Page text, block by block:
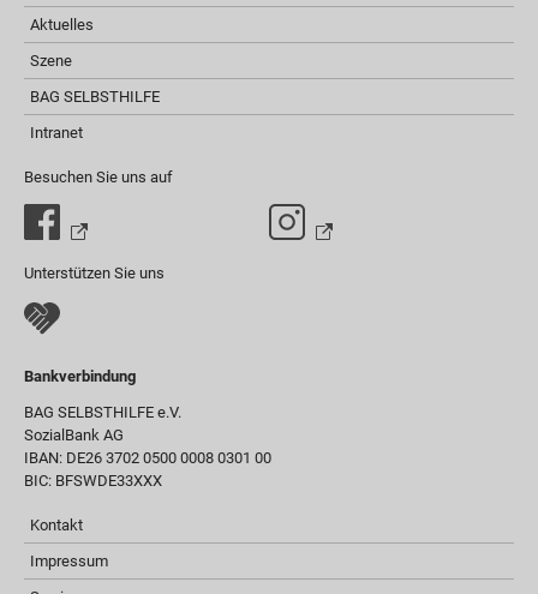
Aktuelles
Szene
BAG SELBSTHILFE
Intranet
Besuchen Sie uns auf
Unterstützen Sie uns
Bankverbindung
BAG SELBSTHILFE e.V.
SozialBank AG
IBAN: DE26 3702 0500 0008 0301 00
BIC: BFSWDE33XXX
Kontakt
Impressum